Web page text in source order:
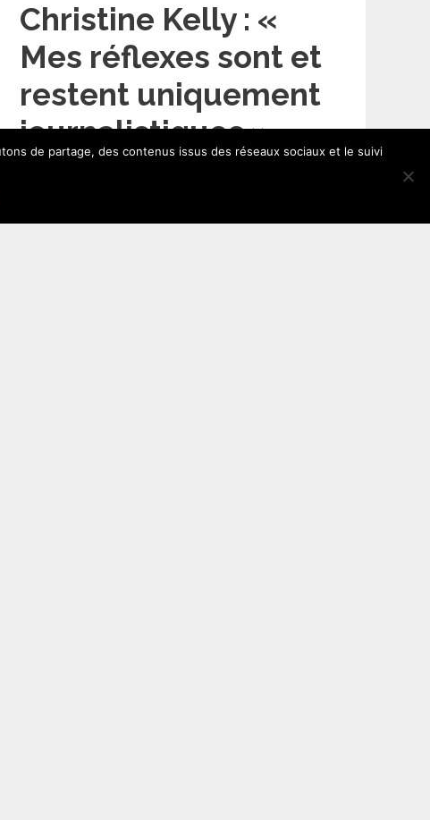
Christine Kelly : «
Mes réflexes sont et
restent uniquement
journalistiques »
…
de partage, des contenus issus des réseaux sociaux et le suivi